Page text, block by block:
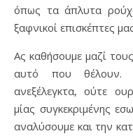
όπως τα άπλυτα
ξαφνικοί επισκέπτες
Ας καθήσουμε μαζί
αυτό που θέλουν.
ανεξέλεγκτα, ούτε
μίας συγκεκριμένης
αναλύσουμε και την